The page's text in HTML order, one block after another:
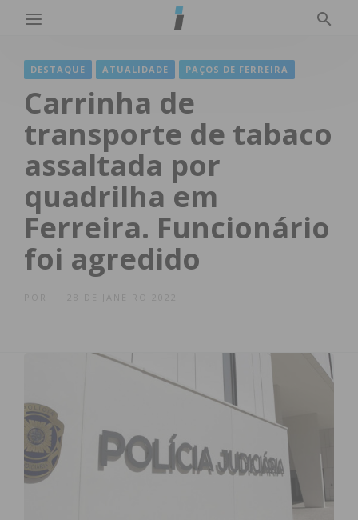
DESTAQUE ATUALIDADE PAÇOS DE FERREIRA
Carrinha de
transporte de tabaco
assaltada por
quadrilha em
Ferreira. Funcionário
foi agredido
28 DE JANEIRO 2022